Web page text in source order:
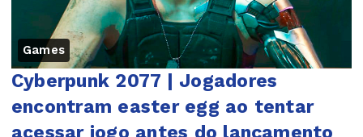
Games
Cyberpunk 2077 | Jogadores
encontram easter egg ao tentar
acessar jogo antes do lançamento